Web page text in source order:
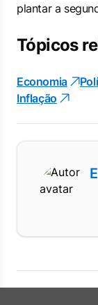
plantar a
Tópicos
Economia
Inflação